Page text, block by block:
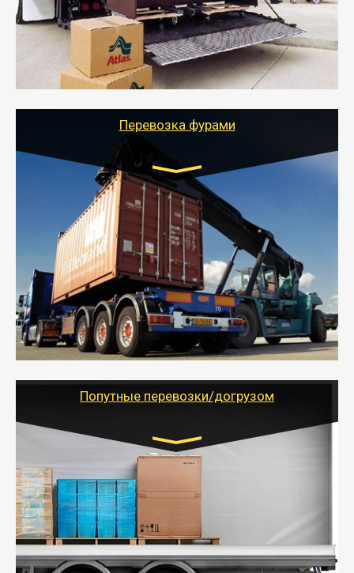
отдельном авто или догрузом (по меньшей
стоимости).
- Тайгер Логистик подберет автотранспорт, быстро и
качественно организует переезд к новому месту
службы или работы с гарантией сохранности груза и
оформлением документов, подтверждающих
Перевозка фурами
Транспорт:
Еврофура Тент от 5 до 10 тонн
грузоподъемность
от 10 000 руб. Возможен догруз
- Доставка фурой до 20 т возможна для больших
объемов грузов, упакованных в коробки, мешки,
паллеты и россыпью в самые отдаленные места
России с гарантией полной сохранности.
- Тайгер Логистик предоставляет услуги по
грузоперевозкам для физических и юридических лиц
Попутные перевозки/догрузом
Транспорт:
Газель (1,5 и 3 тонны), Бычок, Еврофура от 5 до
10 тонн
от 5000 руб. Возможен догруз
- Экономный способ доставить вещи от 200 кг в
другой город - догрузом или попутно. Попутные